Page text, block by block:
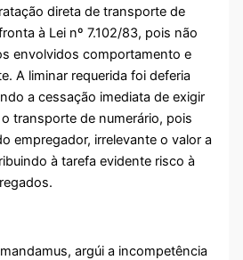
direta de transporte de
à Lei nº 7.102/83, pois não
envolvidos comportamento e
A liminar requerida foi deferia
a cessação imediata de exigir
transporte de numerário, pois
empregador, irrelevante o valor a
à tarefa evidente risco à
argúi a incompetência